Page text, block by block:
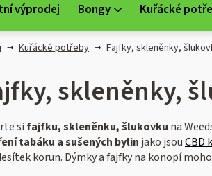
výprodej Bongy Kuřácké
Kuřácké potřeby Fajfky, skleněnky,
skleněnky,
sifajfku, skleněnku, šlukovku na
tabáku a sušených bylin jako jsouCBD
korun. Dýmky a fajfky na konopí